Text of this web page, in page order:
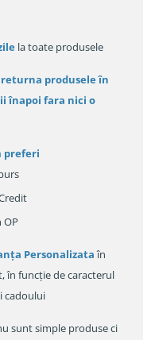
la toate produsele
produsele în
înapoi fara nici o
preferi
OP
Personalizataîn
în funcție de caracterul
cadoului
sunt simple produse ci